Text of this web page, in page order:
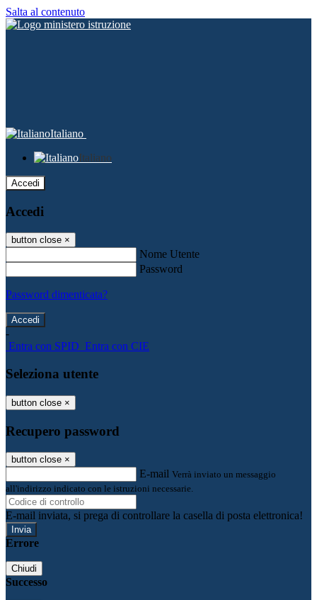
Salta al contenuto
Italiano
Italiano
Accedi
Accedi
button close ×
Nome Utente
Password
Password dimenticata?
-
Entra con SPID Entra con CIE
Seleziona utente
button close ×
Recupero password
button close ×
E-mail Verrà inviato un messaggio
all'indirizzo indicato con le istruzioni necessarie.
E-mail inviata, si prega di controllare la casella di posta elettronica!
Errore
Chiudi
Successo